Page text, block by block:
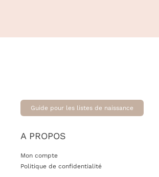
Guide pour les listes de naissance
A PROPOS
Mon compte
Politique de confidentialité